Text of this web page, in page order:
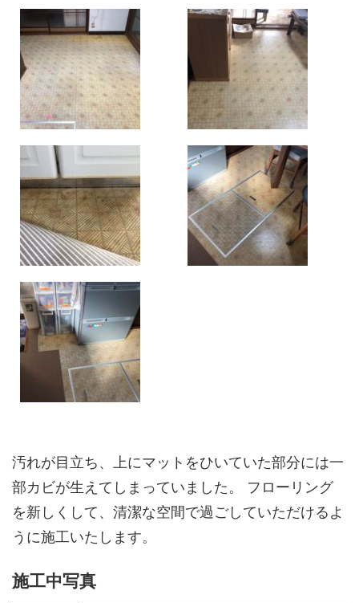
汚れが目立ち、上にマットをひいていた部分には一
部カビが生えてしまっていました。 フローリング
を新しくして、清潔な空間で過ごしていただけるよ
うに施工いたします。
施工中写真